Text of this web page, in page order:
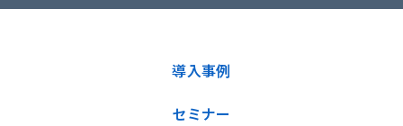
導入事例
セミナー